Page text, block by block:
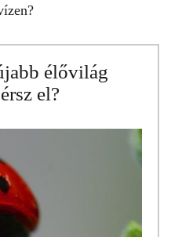
?
élővilág
el?